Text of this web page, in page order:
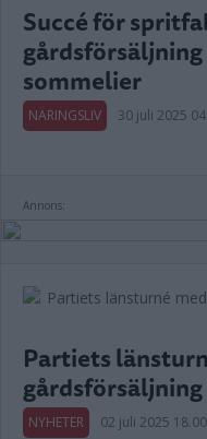
Succé för
gårdsförsäljning
sommelier
NÄRINGSLIV 30 juli 2025
Annons:
Partiets
NYHETER 02 juli 2025 18.00